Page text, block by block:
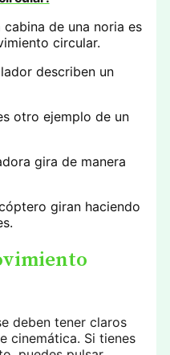
de una noria es
circular.
describen un
otro ejemplo de un
gira de manera
giran haciendo
deben tener claros
cinemática. Si tienes